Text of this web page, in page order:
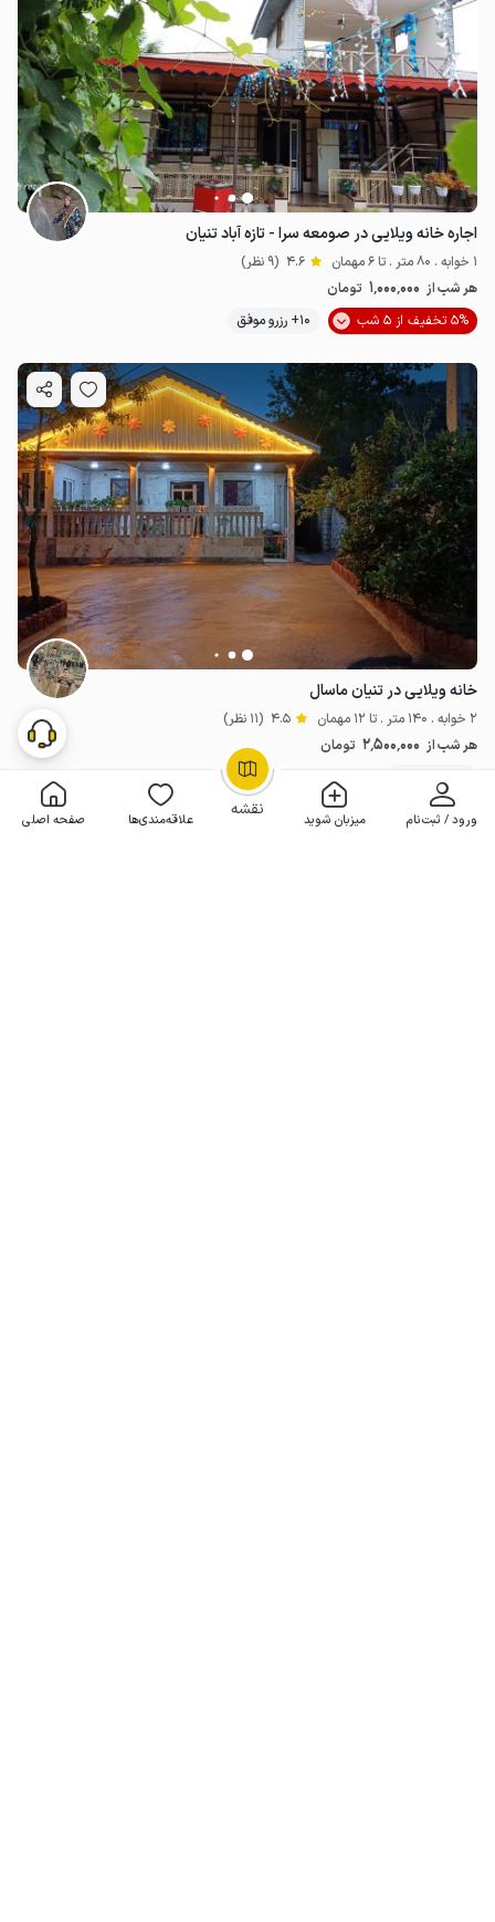
نقشه ورود / ثبت‌نام میزبان شوید علاقه‌مندی‌ها صفحه اصلی
OpenStreetMap
اجاره خانه ویلایی در صومعه سرا - تازه آباد تنیان
1 خوابه . 80 متر . تا 6 مهمان 4.6 (9 نظر)
هر شب از 1٬000٬000 تومان
5% تخفیف از 5 شب
10+ رزرو موفق
خانه ویلایی در تنیان ماسال
2 خوابه . 140 متر . تا 12 مهمان 4.5 (11 نظر)
هر شب از 2٬500٬000 تومان